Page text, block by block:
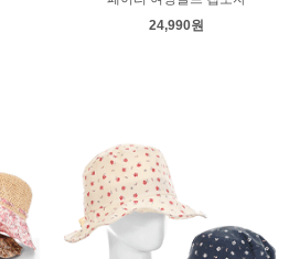
24,990원